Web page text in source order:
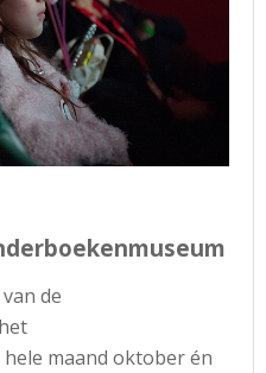
de
maand oktober én